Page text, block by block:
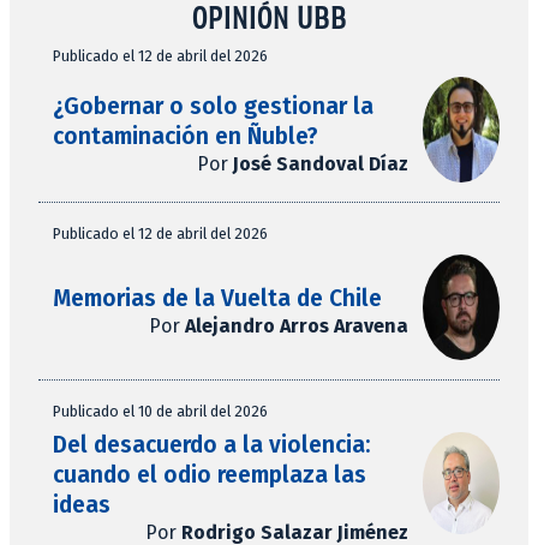
OPINIÓN UBB
Publicado el 12 de abril del 2026
¿Gobernar o solo gestionar la
contaminación en Ñuble?
Por José Sandoval Díaz
Publicado el 12 de abril del 2026
Memorias de la Vuelta de Chile
Por Alejandro Arros Aravena
Publicado el 10 de abril del 2026
Del desacuerdo a la violencia:
cuando el odio reemplaza las
ideas
Por Rodrigo Salazar Jiménez